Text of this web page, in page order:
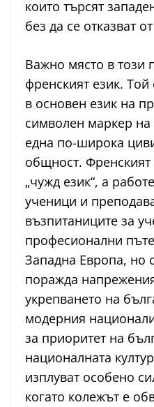
които търсят
без да се отказват
Важно място в този
френският език.
в основен език на
символен маркер
една по-широка
общност.
„чужд език“, а
ученици и
възпитаниците за
професионални
Западна Европа, но
поражда
укрепването на
модерния
за приоритет на
националната
изплуват особено
когато колежът е